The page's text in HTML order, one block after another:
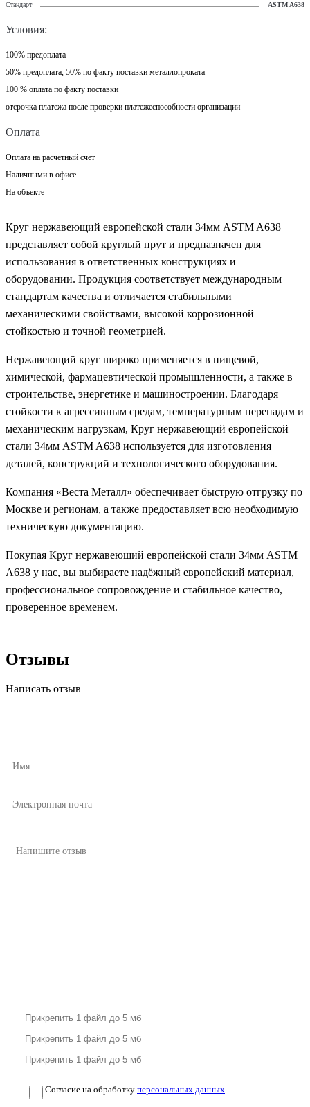
Стандарт
ASTM A638
Условия:
100% предоплата
50% предоплата, 50% по факту поставки металлопроката
100 % оплата по факту поставки
отсрочка платежа после проверки платежеспособности организации
Оплата
Оплата на расчетный счет
Наличными в офисе
На объекте
Круг нержавеющий европейской стали 34мм ASTM A638
представляет собой круглый прут и предназначен для
использования в ответственных конструкциях и
оборудовании. Продукция соответствует международным
стандартам качества и отличается стабильными
механическими свойствами, высокой коррозионной
стойкостью и точной геометрией.
Нержавеющий круг широко применяется в пищевой,
химической, фармацевтической промышленности, а также в
строительстве, энергетике и машиностроении. Благодаря
стойкости к агрессивным средам, температурным перепадам и
механическим нагрузкам, Круг нержавеющий европейской
стали 34мм ASTM A638 используется для изготовления
деталей, конструкций и технологического оборудования.
Компания «Веста Металл» обеспечивает быструю отгрузку по
Москве и регионам, а также предоставляет всю необходимую
техническую документацию.
Покупая Круг нержавеющий европейской стали 34мм ASTM
A638 у нас, вы выбираете надёжный европейский материал,
профессиональное сопровождение и стабильное качество,
проверенное временем.
Отзывы
Написать отзыв
Согласие на обработку персональных данных